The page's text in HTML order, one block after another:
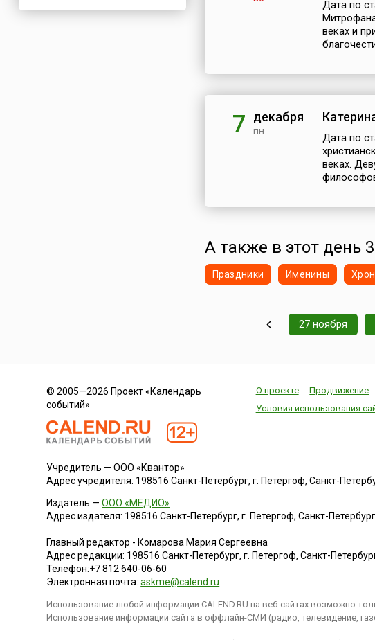
Дата по
веках и
7 декабря
пн
Дата по
веках.
А также в этот день
Праздники Именины
27 ноября
© 2005—2026 Проект «Календарь
событий»
О проекте Продвижение
Условия использования
Учредитель — ООО «Квантор»
Адрес учредителя: 198516 Санкт-Петербург, г. Петергоф, Санкт-
Издатель —ООО «МЕДИО»
Адрес издателя: 198516 Санкт-Петербург, г. Петергоф, Санкт-
Главный редактор - Комарова Мария Сергеевна
Адрес редакции: 198516 Санкт-Петербург, г. Петергоф,Санкт-
Телефон:+7 812 640-06-60
Электронная почта:askme@calend.ru
Использование любой информации CALEND.RU на веб-сайтах возможно
Использование информации сайта в оффлайн-СМИ (радио, телевидение,